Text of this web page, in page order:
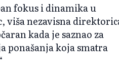
fokus i dinamika u
viša nezavisna
kada je saznao za
ponašanja koja smatra